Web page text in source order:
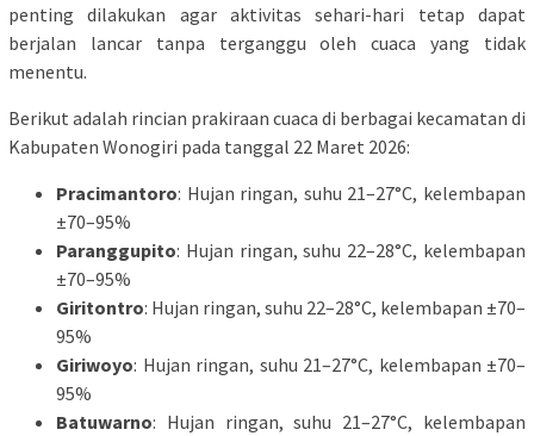
penting dilakukan agar aktivitas sehari-hari tetap dapat
berjalan lancar tanpa terganggu oleh cuaca yang tidak
menentu.
Berikut adalah rincian prakiraan cuaca di berbagai kecamatan di
Kabupaten Wonogiri pada tanggal 22 Maret 2026:
Pracimantoro: Hujan ringan, suhu 21–27°C, kelembapan
±70–95%
Paranggupito: Hujan ringan, suhu 22–28°C, kelembapan
±70–95%
Giritontro: Hujan ringan, suhu 22–28°C, kelembapan ±70–
95%
Giriwoyo: Hujan ringan, suhu 21–27°C, kelembapan ±70–
95%
Batuwarno: Hujan ringan, suhu 21–27°C, kelembapan